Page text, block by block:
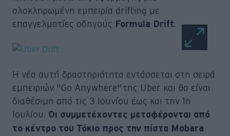
ολοκληρωμένη εμπειρία drifting με
επαγγελματίες οδηγούς Formula Drift.
Η νέα αυτή δραστηριότητα εντάσσεται στη σειρά
εμπειριών "Go Anywhere" της Uber και θα είναι
διαθέσιμη από τις 3 Ιουνίου έως και την 1η
Ιουλίου. Οι συμμετέχοντες μεταφέρονται από
το κέντρο του Τόκιο προς την πίστα Mobara